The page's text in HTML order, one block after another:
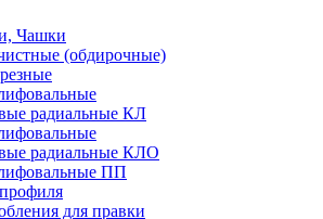
Чашки
(обдирочные)
радиальные КЛ
радиальные КЛО
ПП
для правки